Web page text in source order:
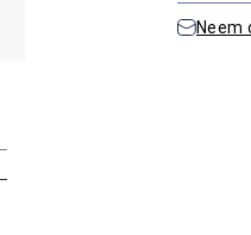
Neem